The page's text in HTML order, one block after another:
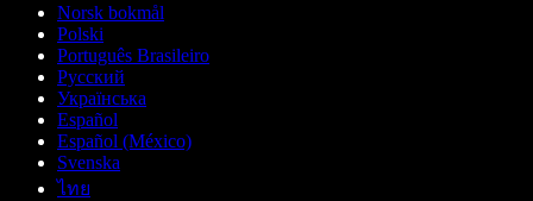
Norsk bokmål
Polski
Português Brasileiro
Русский
Українська
Español
Español (México)
Svenska
ไทย